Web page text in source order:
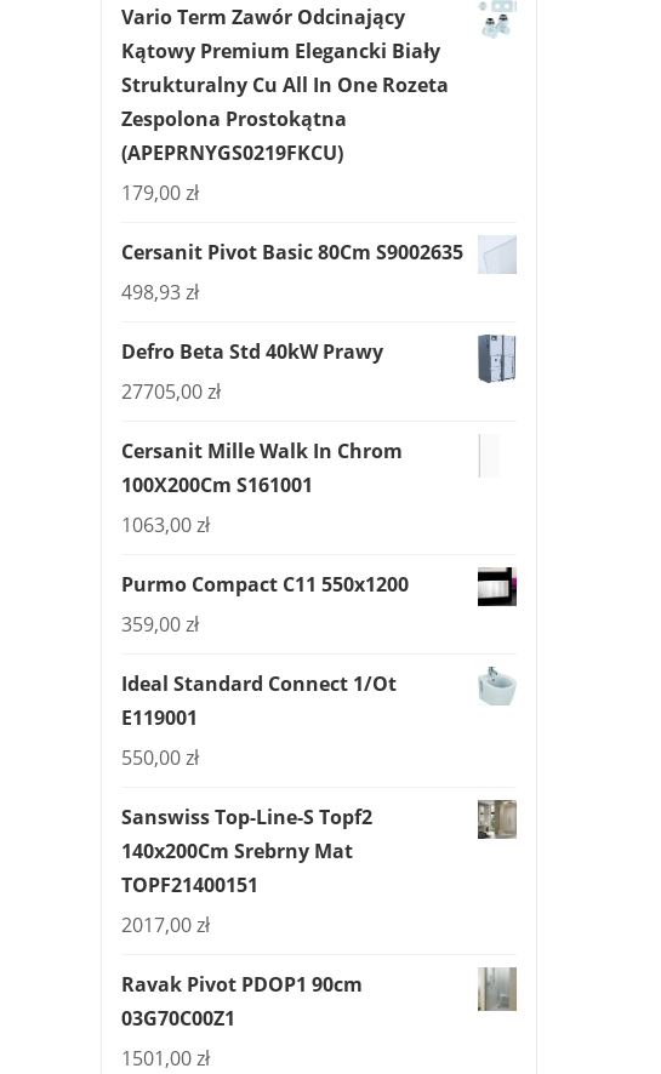
Vario Term Zawór Odcinający
Kątowy Premium Elegancki Biały
Strukturalny Cu All In One Rozeta
Zespolona Prostokątna
(APEPRNYGS0219FKCU)
179,00zł
Cersanit Pivot Basic 80Cm S9002635
498,93zł
Defro Beta Std 40kW Prawy
27705,00zł
Cersanit Mille Walk In Chrom
100X200Cm S161001
1063,00zł
Purmo Compact C11 550x1200
359,00zł
Ideal Standard Connect 1/Ot
E119001
550,00zł
Sanswiss Top-Line-S Topf2
140x200Cm Srebrny Mat
TOPF21400151
2017,00zł
Ravak Pivot PDOP1 90cm
03G70C00Z1
1501,00zł